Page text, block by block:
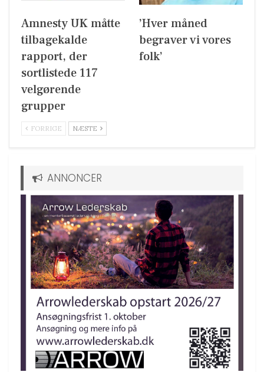
Amnesty UK måtte
tilbagekalde
rapport, der
sortlistede 117
velgørende
grupper
’Hver måned
begraver vi vores
folk’
FORRIGE NÆSTE
ANNONCER